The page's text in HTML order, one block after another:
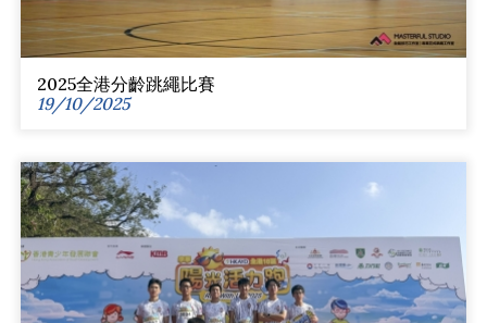
2025全港分齡跳繩比賽
19/10/2025